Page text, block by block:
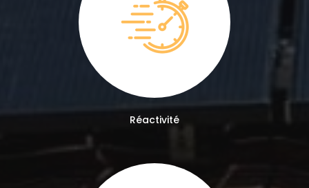
Réactivité